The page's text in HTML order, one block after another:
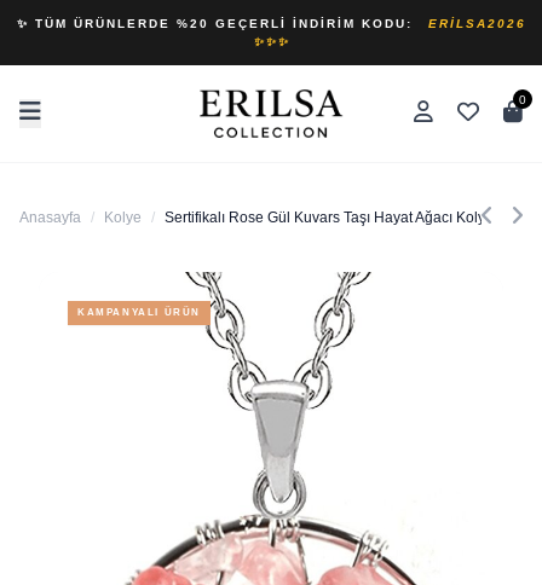
✨ TÜM ÜRÜNLERDE %20 GEÇERLI İNDIRIM KODU:
ERILSA2026
✨✨✨
0
Anasayfa / Kolye / Sertifikalı Rose Gül Kuvars Taşı Hayat Ağacı Kolye
KAMPANYALI ÜRÜN